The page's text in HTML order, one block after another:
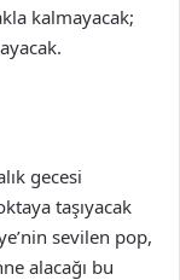
kalmayacak;
gecesi
taşıyacak
sevilen pop,
alacağı bu